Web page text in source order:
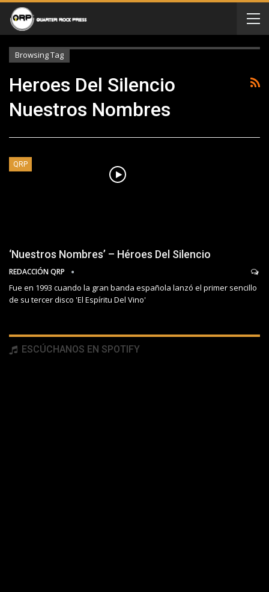
Browsing Tag
Heroes Del Silencio
Nuestros Nombres
QRP
‘Nuestros Nombres’ – Héroes Del Silencio
REDACCIÓN QRP
Fue en 1993 cuando la gran banda española lanzó el primer sencillo
de su tercer disco 'El Espíritu Del Vino'
ESCÚCHANOS EN SPOTIFY